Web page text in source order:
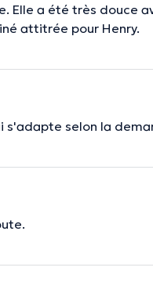
Elle a été très douce
attitrée pour Henry.
s'adapte selon la